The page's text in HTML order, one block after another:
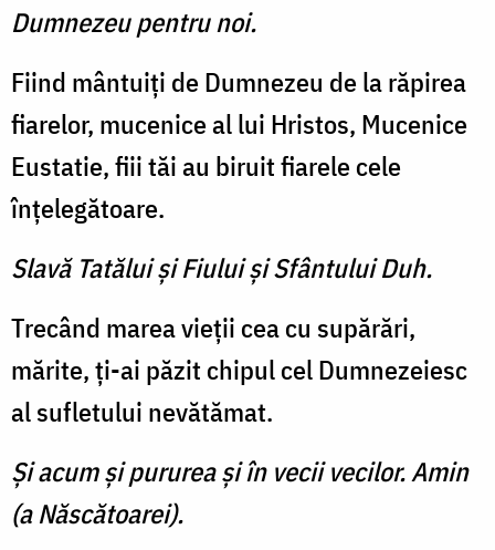
Dumnezeu pentru noi.
Fiind mântuiţi de Dumnezeu de la răpirea
fiarelor, mucenice al lui Hristos, Mucenice
Eustatie, fiii tăi au biruit fiarele cele
înţelegătoare.
Slavă Tatălui şi Fiului şi Sfântului Duh.
Trecând marea vieţii cea cu supărări,
mărite, ţi-ai păzit chipul cel Dumnezeiesc
al sufletului nevătămat.
Şi acum şi pururea şi în vecii vecilor. Amin
(a Născătoarei).